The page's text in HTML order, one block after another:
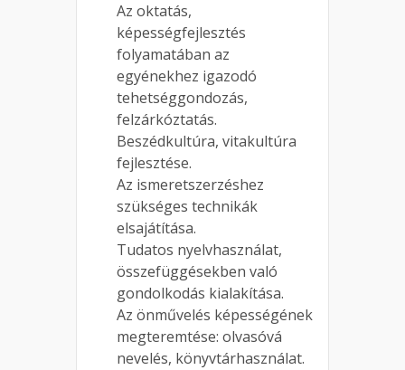
Az oktatás,
képességfejlesztés
folyamatában az
egyénekhez igazodó
tehetséggondozás,
felzárkóztatás.
Beszédkultúra, vitakultúra
fejlesztése.
Az ismeretszerzéshez
szükséges technikák
elsajátítása.
Tudatos nyelvhasználat,
összefüggésekben való
gondolkodás kialakítása.
Az önművelés képességének
megteremtése: olvasóvá
nevelés, könyvtárhasználat.